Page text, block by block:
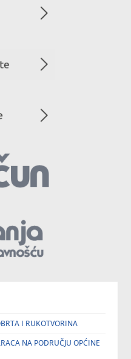
I RUKOTVORINA
NA PODRUČJU OPĆINE